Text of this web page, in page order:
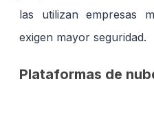
las utilizan empresas
exigen mayor seguridad.
Plataformas de